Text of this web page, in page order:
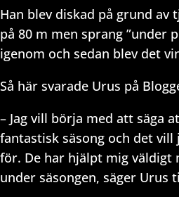
Han blev diskad på grund av
på 80 m men sprang ”under
igenom och sedan blev det
Så här svarade Urus på
– Jag vill börja med att säga
fantastisk säsong och det
för. De har hjälpt mig väldigt
under säsongen, säger Urus